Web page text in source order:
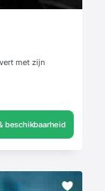
met zijn
beschikbaarheid